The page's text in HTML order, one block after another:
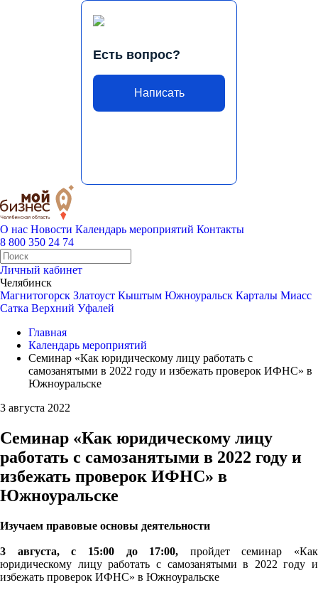
Есть вопрос?
Написать
О нас Новости Календарь мероприятий Контакты
8 800 350 24 74
Личный кабинет
Челябинск
Магнитогорск Златоуст Кыштым Южноуральск Карталы Миасс
Сатка Верхний Уфалей
Главная
Календарь мероприятий
Семинар «Как юридическому лицу работать с
самозанятыми в 2022 году и избежать проверок ИФНС» в
Южноуральске
3 августа 2022
Семинар «Как юридическому лицу
работать с самозанятыми в 2022 году и
избежать проверок ИФНС» в
Южноуральске
Изучаем правовые основы деятельности
3 августа, с 15:00 до 17:00, пройдет семинар «Как
юридическому лицу работать с самозанятыми в 2022 году и
избежать проверок ИФНС» в Южноуральске